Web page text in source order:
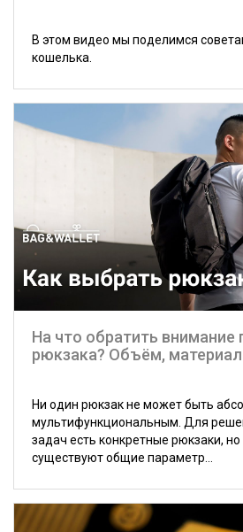
В этом видео мы поделимся
кошелька.
На что обратить внимание
рюкзака? Объём,
Ни один рюкзак не может быть
мультифункциональным. Для
задач есть конкретные рюкзаки, но
существуют общие параметр...